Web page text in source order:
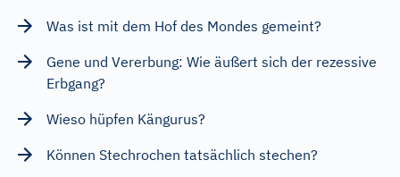
Was ist mit dem Hof des Mondes gemeint?
Gene und Vererbung: Wie äußert sich der rezessive
Erbgang?
Wieso hüpfen Kängurus?
Können Stechrochen tatsächlich stechen?